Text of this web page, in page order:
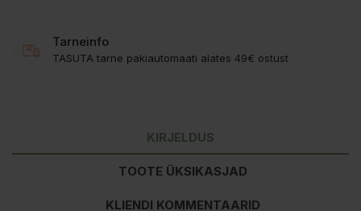
Tarneinfo
TASUTA tarne pakiautomaati alates 49€ ostust
KIRJELDUS
TOOTE ÜKSIKASJAD
KLIENDI KOMMENTAARID